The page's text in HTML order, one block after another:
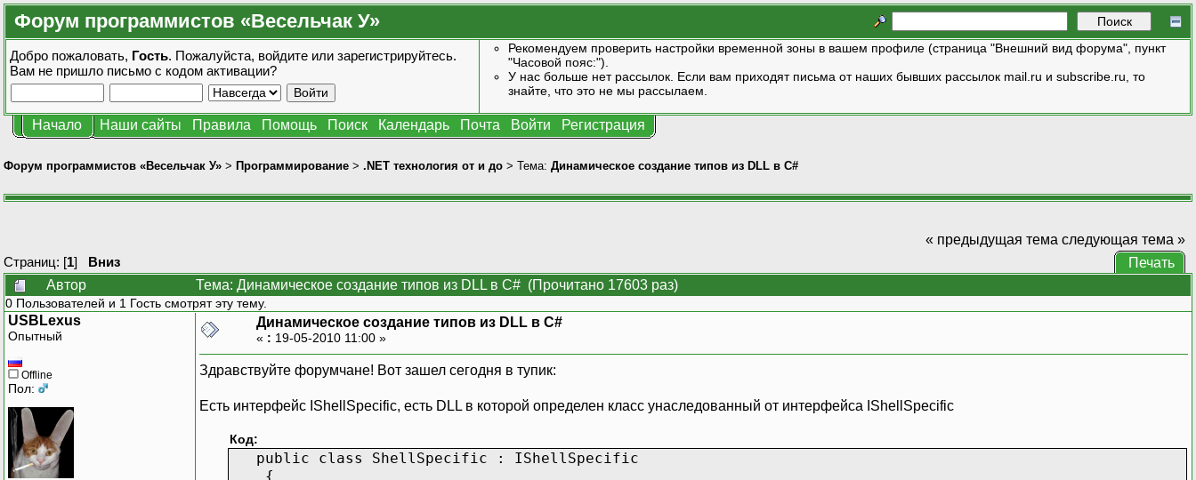
Форум программистов «Весельчак У»
Добро пожаловать, Гость. Пожалуйста, войдите или зарегистрируйтесь.
Вам не пришло письмо с кодом активации?
Рекомендуем проверить настройки временной зоны в вашем профиле (страница "Внешний вид форума", пункт
"Часовой пояс:").
У нас больше нет рассылок. Если вам приходят письма от наших бывших рассылок mail.ru и subscribe.ru, то
знайте, что это не мы рассылаем.
Начало Наши сайты Правила Помощь Поиск Календарь Почта Войти Регистрация
Форум программистов «Весельчак У» > Программирование > .NET технология от и до > Тема: Динамическое создание типов из DLL в C#
Страниц: [1] Вниз
« предыдущая тема следующая тема »
Печать
Автор
Тема: Динамическое создание типов из DLL в C# (Прочитано 17603 раз)
0 Пользователей и 1 Гость смотрят эту тему.
USBLexus
Опытный
Offline
Пол:
Динамическое создание типов из DLL в C#
« : 19-05-2010 11:00 »
Здравствуйте форумчане! Вот зашел сегодня в тупик:
Есть интерфейс IShellSpecific, есть DLL в которой определен класс унаследованный от интерфейса IShellSpecific
Код:
public class ShellSpecific : IShellSpecific
{